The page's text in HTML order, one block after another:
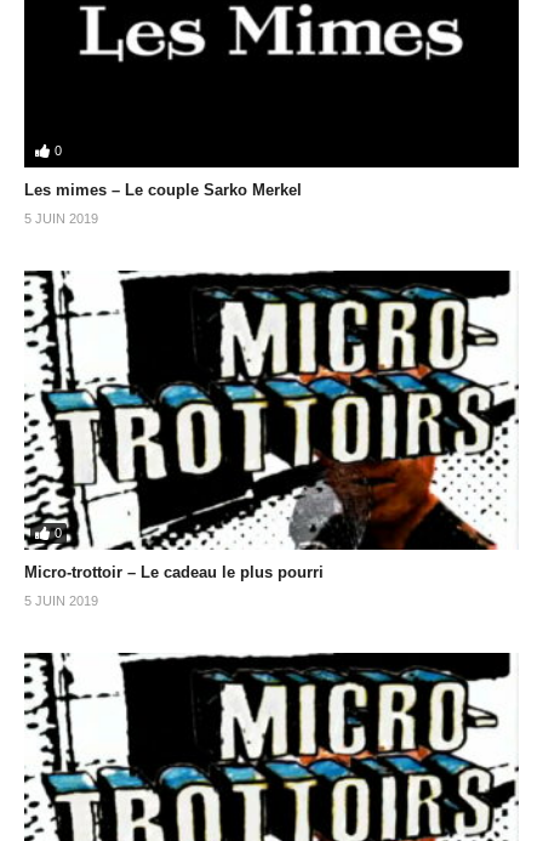
0
Les mimes – Le couple Sarko Merkel
5 JUIN 2019
0
Micro-trottoir – Le cadeau le plus pourri
5 JUIN 2019